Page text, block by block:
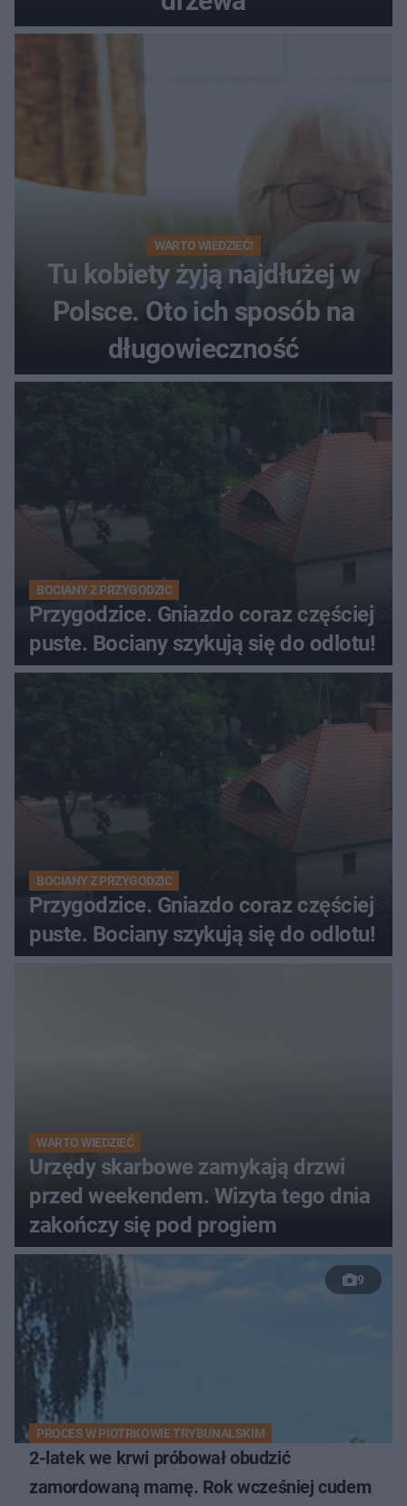
WARTO WIEDZIEĆ!
Tu kobiety żyją najdłużej w
Polsce. Oto ich sposób na
długowieczność
BOCIANY Z PRZYGODZIC
Przygodzice. Gniazdo coraz częściej
puste. Bociany szykują się do odlotu!
BOCIANY Z PRZYGODZIC
Przygodzice. Gniazdo coraz częściej
puste. Bociany szykują się do odlotu!
WARTO WIEDZIEĆ
Urzędy skarbowe zamykają drzwi
przed weekendem. Wizyta tego dnia
zakończy się pod progiem
9
PROCES W PIOTRKOWIE TRYBUNALSKIM
2-latek we krwi próbował obudzić
zamordowaną mamę. Rok wcześniej cudem